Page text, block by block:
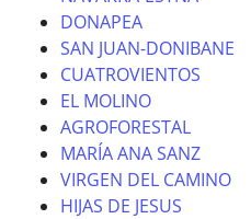
DONAPEA
SAN JUAN-DONIBANE
CUATROVIENTOS
EL MOLINO
AGROFORESTAL
MARÍA ANA SANZ
VIRGEN DEL CAMINO
HIJAS DE JESUS